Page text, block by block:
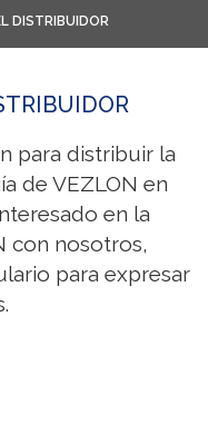
DISTRIBUIDOR
para distribuir la
de VEZLON en
en la
con nosotros,
para expresar